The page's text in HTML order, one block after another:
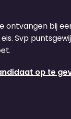
ontvangen bij
Svp
op te